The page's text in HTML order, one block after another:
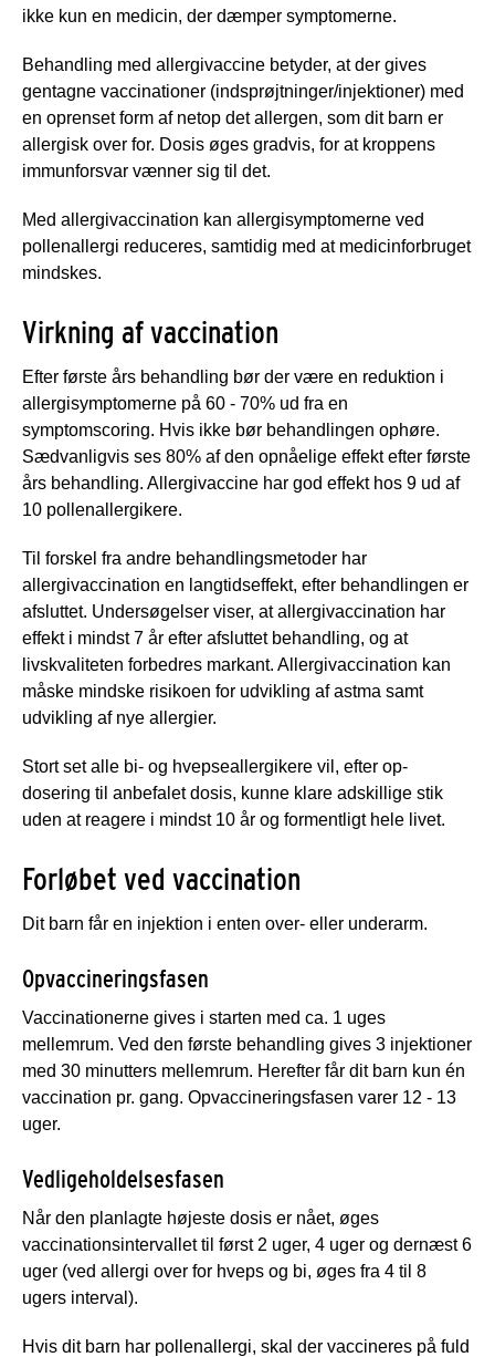
ikke kun en medicin, der dæmper symptomerne.
Behandling med allergivaccine betyder, at der gives
gentagne vaccinationer (indsprøjtninger/injektioner) med
en oprenset form af netop det allergen, som dit barn er
allergisk over for. Dosis øges gradvis, for at kroppens
immunforsvar vænner sig til det.
Med allergivaccination kan allergisymptomerne ved
pollenallergi reduceres, samtidig med at medicinforbruget
mindskes.
Virkning af vaccination
Efter første års behandling bør der være en reduktion i
allergisymptomerne på 60 - 70% ud fra en
symptomscoring. Hvis ikke bør behandlingen ophøre.
Sædvanligvis ses 80% af den opnåelige effekt efter første
års behandling. Allergivaccine har god effekt hos 9 ud af
10 pollenallergikere.
Til forskel fra andre behandlingsmetoder har
allergivaccination en langtidseffekt, efter behandlingen er
afsluttet. Undersøgelser viser, at allergivaccination har
effekt i mindst 7 år efter afsluttet behandling, og at
livskvaliteten forbedres markant. Allergivaccination kan
måske mindske risikoen for udvikling af astma samt
udvikling af nye allergier.
Stort set alle bi- og hvepseallergikere vil, efter op-
dosering til anbefalet dosis, kunne klare adskillige stik
uden at reagere i mindst 10 år og formentligt hele livet.
Forløbet ved vaccination
Dit barn får en injektion i enten over- eller underarm.
Opvaccineringsfasen
Vaccinationerne gives i starten med ca. 1 uges
mellemrum. Ved den første behandling gives 3 injektioner
med 30 minutters mellemrum. Herefter får dit barn kun én
vaccination pr. gang. Opvaccineringsfasen varer 12 - 13
uger.
Vedligeholdelsesfasen
Når den planlagte højeste dosis er nået, øges
vaccinationsintervallet til først 2 uger, 4 uger og dernæst 6
uger (ved allergi over for hveps og bi, øges fra 4 til 8
ugers interval).
Hvis dit barn har pollenallergi, skal der vaccineres på fuld